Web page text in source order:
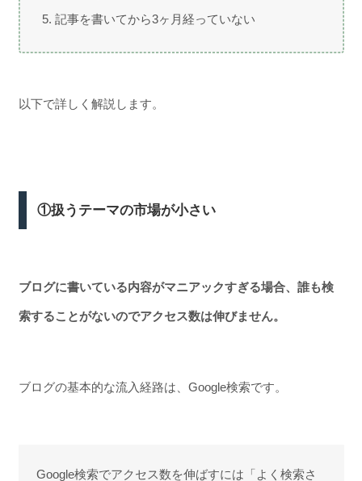
記事を書いてから3ヶ月経っていない
以下で詳しく解説します。
①扱うテーマの市場が小さい
ブログに書いている内容がマニアックすぎる場合、誰も検
索することがないのでアクセス数は伸びません。
ブログの基本的な流入経路は、Google検索です。
Google検索でアクセス数を伸ばすには「よく検索さ